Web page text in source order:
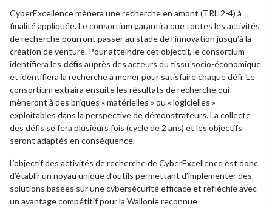
CyberExcellence mènera une recherche en amont (TRL 2-4) à
finalité appliquée. Le consortium garantira que toutes les activités
de recherche pourront passer au stade de l’innovation jusqu’à la
création de venture. Pour atteindre cet objectif, le consortium
identifiera les défis auprès des acteurs du tissu socio-économique
et identifiera la recherche à mener pour satisfaire chaque défi. Le
consortium extraira ensuite les résultats de recherche qui
mèneront à des briques « matérielles » ou « logicielles »
exploitables dans la perspective de démonstrateurs. La collecte
des défis se fera plusieurs fois (cycle de 2 ans) et les objectifs
seront adaptés en conséquence.
L’objectif des activités de recherche de CyberExcellence est donc
d’établir un noyau unique d’outils permettant d’implémenter des
solutions basées sur une cybersécurité efficace et réfléchie avec
un avantage compétitif pour la Wallonie reconnue